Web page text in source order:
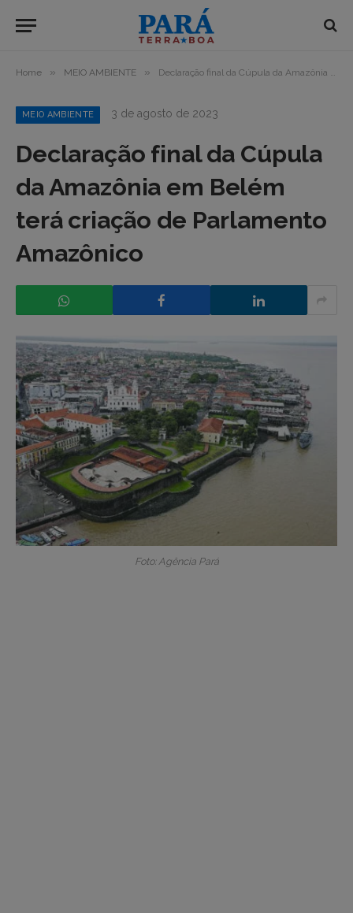
Home » MEIO AMBIENTE » Declaração final da Cúpula da Amazônia em Belém terá criação de Parlamento Amazônico
MEIO AMBIENTE 3 de agosto de 2023
Declaração final da Cúpula
da Amazônia em Belém
terá criação de Parlamento
Amazônico
Foto: Agência Pará